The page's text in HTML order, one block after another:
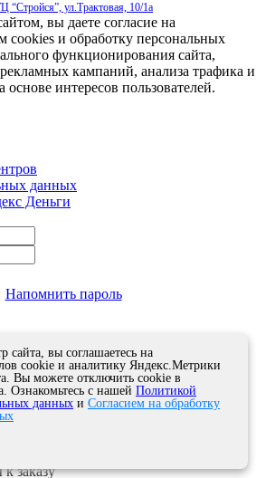
“Стройся”, ул.Трактовая, 10/1а
вы даете согласие на
cookies и обработку персональных
функционирования сайта,
кампаний, анализа трафика и
основе интересов пользователей.
данных
Деньги
Напомнить пароль
в корзину!
заказу
сайта, вы соглашаетесь на
cookie и аналитику Яндекс.Метрики
Вы можете отключить cookie в
Ознакомьтесь с нашей Политикой
данных и Согласием на обработку